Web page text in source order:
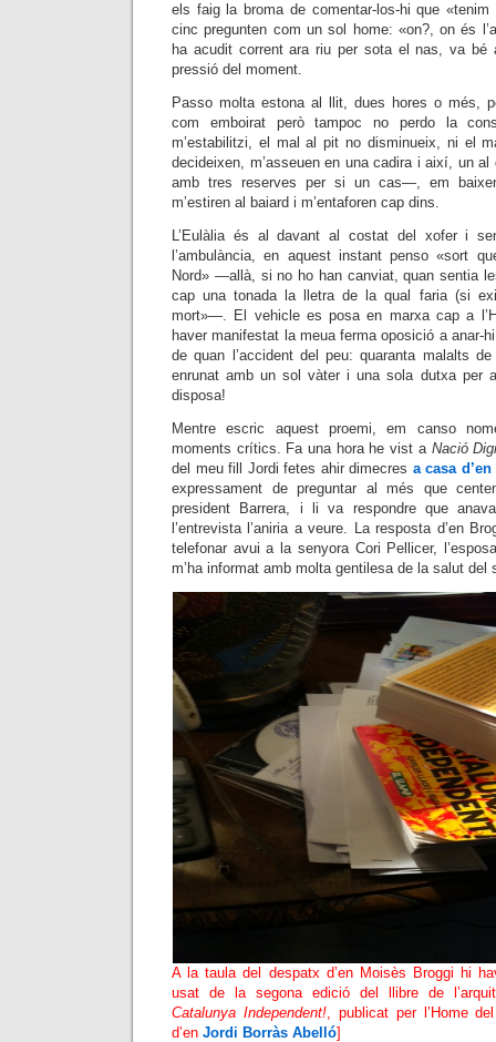
els faig la broma de comentar-los-hi que «tenim
cinc pregunten com un sol home: «on?, on és
ha acudit corrent ara riu per sota el nas, va bé
pressió del moment.
Passo molta estona al llit, dues hores o més,
com emboirat però tampoc no perdo la
m’estabilitzi, el mal al pit no disminueix, ni el
decideixen, m’asseuen en una cadira i així, un
amb tres reserves per si un cas—, em
m’estiren al baiard i m’entaforen cap dins.
L’Eulàlia és al davant al costat del xofer i
l’ambulància, en aquest instant penso «sort
Nord» —allà, si no ho han canviat, quan sentia
cap una tonada la lletra de la qual faria (si
mort»—. El vehicle es posa en marxa cap a
haver manifestat la meua ferma oposició a anar-
de quan l’accident del peu: quaranta malalts
enrunat amb un sol vàter i una sola dutxa per
disposa!
Mentre escric aquest proemi, em canso
moments crítics. Fa una hora he vist a Nació
del meu fill Jordi fetes ahir dimecres a casa
expressament de preguntar al més que
president Barrera, i li va respondre que
l’entrevista l’aniria a veure. La resposta d’en
telefonar avui a la senyora Cori Pellicer,
m’ha informat amb molta gentilesa de la salut del
A la taula del despatx d’en Moisès Broggi hi
usat de la segona edició del llibre de
Catalunya Independent!, publicat per l’Home
d’en Jordi Borràs Abelló]